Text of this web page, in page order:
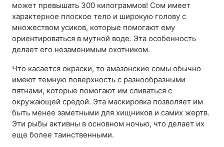
может превышать 300 килограммов! Сом имеет
характерное плоское тело и широкую голову с
множеством усиков, которые помогают ему
ориентироваться в мутной воде. Эта особенность
делает его незаменимым охотником.
Что касается окраски, то амазонские сомы обычно
имеют темную поверхность с разнообразными
пятнами, которые помогают им сливаться с
окружающей средой. Эта маскировка позволяет им
быть менее заметными для хищников и самих жертв.
Эти рыбы активны в основном ночью, что делает их
еще более таинственными.